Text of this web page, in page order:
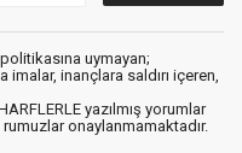
uymayan;
inançlara saldırı içeren,
yazılmış yorumlar
rumuzlar onaylanmamaktadır.